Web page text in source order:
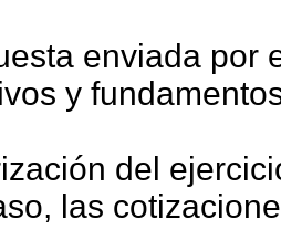
enviada por
y
del
las